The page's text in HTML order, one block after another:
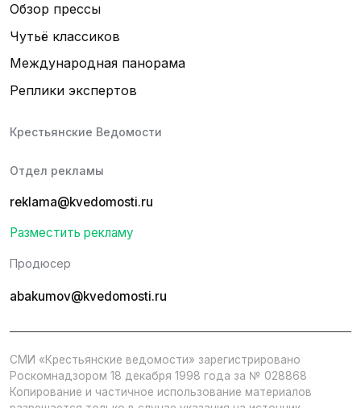
Обзор прессы
Чутьё классиков
Международная панорама
Реплики экспертов
Крестьянские Ведомости
Отдел рекламы
reklama@kvedomosti.ru
Разместить рекламу
Продюсер
abakumov@kvedomosti.ru
СМИ «Крестьянские ведомости» зарегистрировано
Роскомнадзором 18 декабря 1998 года за № 028868
Копирование и частичное использование материалов